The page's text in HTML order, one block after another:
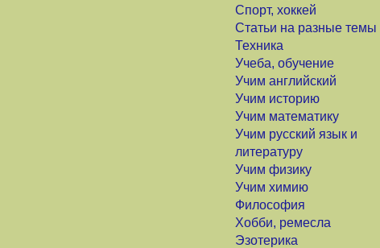
Спорт, хоккей
Статьи на разные темы
Техника
Учеба, обучение
Учим английский
Учим историю
Учим математику
Учим русский язык и
литературу
Учим физику
Учим химию
Философия
Хобби, ремесла
Эзотерика